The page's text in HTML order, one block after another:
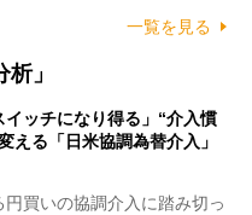
一覧を見る
」
イッチになり得る」“介入慣
える「日米協調為替介入」
買いの協調介入に踏み切っ